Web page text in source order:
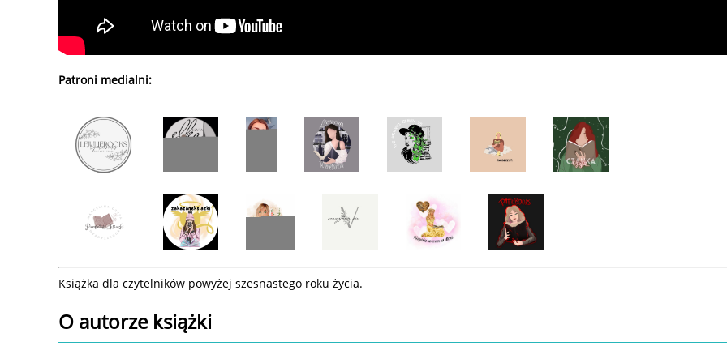
Patroni medialni:
Książka dla czytelników powyżej szesnastego roku życia.
O autorze książki